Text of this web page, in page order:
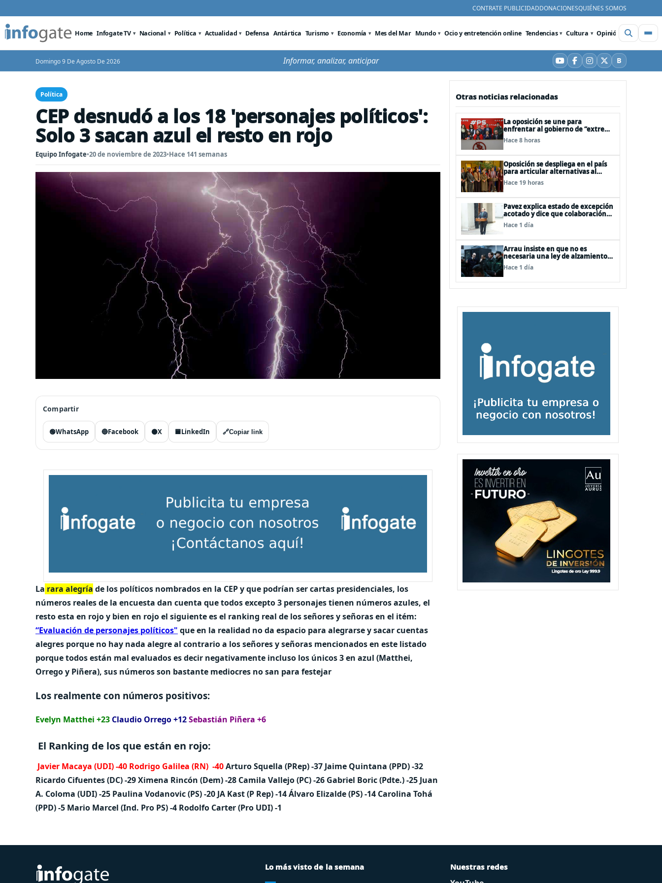
CONTRATE PUBLICIDADDONACIONESQUIÉNES SOMOS
Home Infogate TV Nacional Política Actualidad Defensa Antártica Turismo Economía Mes del Mar Mundo Ocio y entretención online Tendencias Cultura Opinión Videos
Domingo 9 De Agosto De 2026 Informar, analizar, anticipar YouTube
Facebook
Instagram
X BBluesky
Política
CEP desnudó a los 18 'personajes políticos':
Solo 3 sacan azul el resto en rojo
Equipo Infogate•20 de noviembre de 2023•Hace 141 semanas
Compartir
🟢WhatsApp 🔵Facebook ⚫X 🟦LinkedIn 🔗Copiar link
La rara alegría de los políticos nombrados en la CEP y que podrían ser cartas presidenciales, los
números reales de la encuesta dan cuenta que todos excepto 3 personajes tienen números azules, el
resto esta en rojo y bien en rojo el siguiente es el ranking real de los señores y señoras en el itém:
“Evaluación de personajes políticos" que en la realidad no da espacio para alegrarse y sacar cuentas
alegres porque no hay nada alegre al contrario a los señores y señoras mencionados en este listado
porque todos están mal evaluados es decir negativamente incluso los únicos 3 en azul (Matthei,
Orrego y Piñera), sus números son bastante mediocres no san para festejar
Los realmente con números positivos:
Evelyn Matthei +23 Claudio Orrego +12Sebastián Piñera +6
El Ranking de los que están en rojo:
Javier Macaya (UDI) -40 Rodrigo Galilea (RN) -40Arturo Squella (PRep) -37 Jaime Quintana (PPD) -32
Ricardo Cifuentes (DC) -29Ximena Rincón (Dem) -28 Camila Vallejo (PC) -26 Gabriel Boric (Pdte.) -25 Juan
A. Coloma (UDI) -25 Paulina Vodanovic (PS) -20 JA Kast (P Rep) -14Álvaro Elizalde (PS) -14 Carolina Tohá
(PPD) -5 Mario Marcel (Ind. Pro PS) -4 Rodolfo Carter (Pro UDI) -1
Otras noticias relacionadas
La oposición se une para
enfrentar al gobierno de “extrema
derecha” de Kast
Hace 8 horas
Oposición se despliega en el país
para articular alternativas al
Gobierno
Hace 19 horas
Pavez explica estado de excepción
acotado y dice que colaboración
entre FFAA y policías, “es algo del
todo pertinente analizar”
Hace 1 día
Arrau insiste en que no es
necesaria una ley de alzamiento
del secreto bancario, porque ya
existe
Hace 1 día
Lo más visto de la semana Nuestras redes